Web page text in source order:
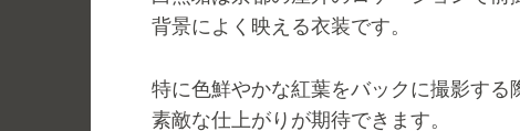
背景によく映える衣装です。
特に色鮮やかな紅葉をバックに撮影する
素敵な仕上がりが期待できます。